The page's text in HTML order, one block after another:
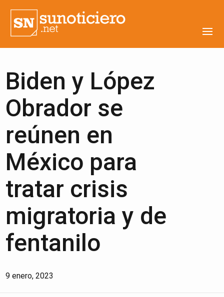
Biden y López
Obrador se
reúnen en
México para
tratar crisis
migratoria y de
fentanilo
9 enero, 2023